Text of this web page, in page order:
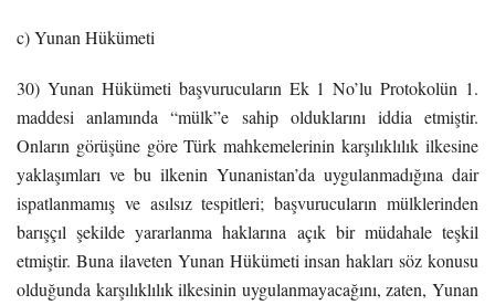
c) Yunan Hükümeti
30) Yunan Hükümeti başvurucuların Ek 1 No’lu Protokolün 1.
maddesi anlamında “mülk”e sahip olduklarını iddia etmiştir.
Onların görüşüne göre Türk mahkemelerinin karşılıklılık ilkesine
yaklaşımları ve bu ilkenin Yunanistan’da uygulanmadığına dair
ispatlanmamış ve asılsız tespitleri; başvurucuların mülklerinden
barışçıl şekilde yararlanma haklarına açık bir müdahale teşkil
etmiştir. Buna ilaveten Yunan Hükümeti insan hakları söz konusu
olduğunda karşılıklılık ilkesinin uygulanmayacağını, zaten, Yunan